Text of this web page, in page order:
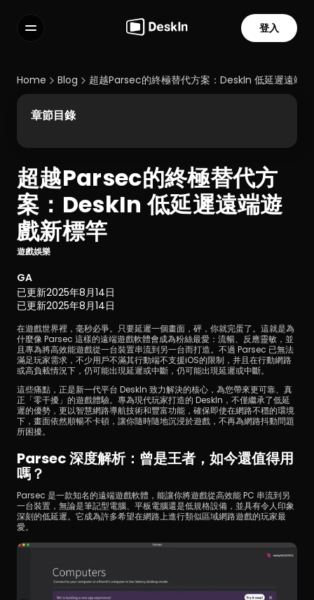
常見問題解答
Select Language
服務條款
隱私政策
登入
Home Blog 超越Parsec的終極替代方案：DeskIn 低延遲遠端
超越Parsec的終極替代方
案：DeskIn 低延遲遠端遊
戲新標竿
遊戲娛樂
GA
已更新2025年8月14日
已更新2025年8月14日
在遊戲世界裡，毫秒必爭。只要延遲一個畫面，砰，你就完蛋了。這就是為
什麼像 Parsec 這樣的遠端遊戲軟體會成為粉絲最愛：流暢、反應靈敏，並
且專為將高效能遊戲從一台裝置串流到另一台而打造。不過 Parsec 已無法
滿足玩家需求，不少用戶不滿其行動端不支援iOS的限制，并且在行動網路
或高負載情況下，仍可能出現延遲或中斷，仍可能出現延遲或中斷。
這些痛點，正是新一代平台 DeskIn 致力解決的核心，為您帶來更可靠、真
正「零干擾」的遊戲體驗。專為現代玩家打造的 DeskIn，不僅繼承了低延
遲的優勢，更以智慧網路導航技術和豐富功能，確保即使在網路不穩的環境
下，畫面依然順暢不卡頓，讓你隨時隨地沉浸於遊戲，不再為網路抖動問題
所困擾。
Parsec 深度解析：曾是王者，如今還值得用
嗎？
Parsec 是一款知名的遠端遊戲軟體，能讓你將遊戲從高效能 PC 串流到另
一台裝置，無論是筆記型電腦、平板電腦還是低規格設備，並具有令人印象
深刻的低延遲。它成為許多希望在網路上進行類似區域網路遊戲的玩家最
愛。
章節目錄
立即下載